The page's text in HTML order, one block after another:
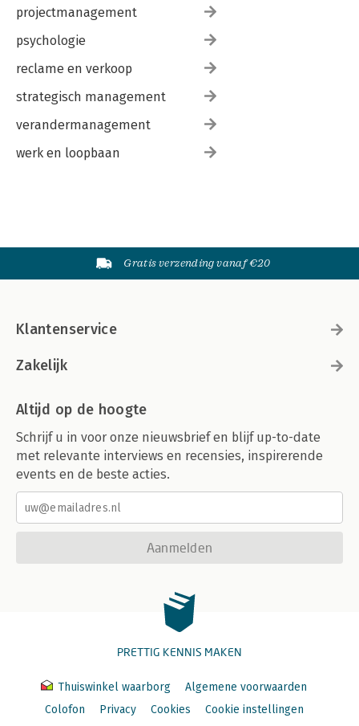
projectmanagement
psychologie
reclame en verkoop
strategisch management
verandermanagement
werk en loopbaan
Gratis verzending vanaf €20
Klantenservice
Zakelijk
Altijd op de hoogte
Schrijf u in voor onze nieuwsbrief en blijf up-to-date
met relevante interviews en recensies, inspirerende
events en de beste acties.
Aanmelden
PRETTIG KENNIS MAKEN
Thuiswinkel waarborg
Algemene voorwaarden
Colofon
Privacy Cookies
Cookie instellingen